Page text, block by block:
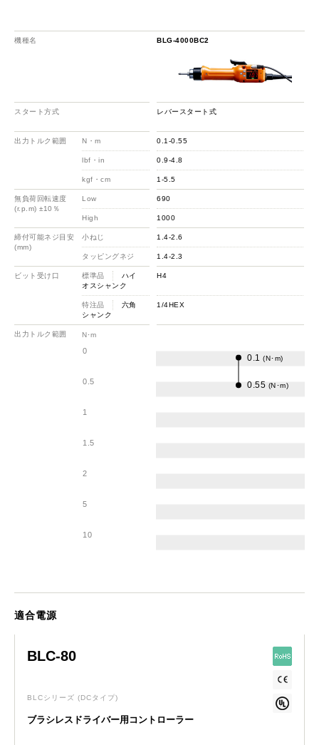
機種名
スタート方式
出力トルク範囲 N・m
lbf・in
kgf・cm
無負荷回転速度
(r.p.m) ±10％
Low
High
締付可能ネジ目安
(mm)
小ねじ
タッピングネジ
ビット受け口 標準品
ハイ
オスシャンク
特注品
六角
シャンク
出力トルク範囲
0
0.5
1
1.5
2
5
10
N･m
BLG-4000BC2
レバースタート式
0.1-0.55
0.9-4.8
1-5.5
690
1000
1.4-2.6
1.4-2.3
H4
1/4HEX
0.1 (N･m)
0.55 (N･m)
適合電源
BLC-80
BLCシリーズ (DCタイプ)
ブラシレスドライバー用コントローラー